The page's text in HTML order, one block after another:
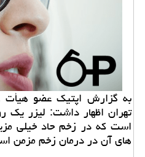
به گزارش اپتیك عضو هیأت
تهران اظهار داشت: لیزر
است كه در زخم حاد خیلی
های آن در درمان زخم مزمن